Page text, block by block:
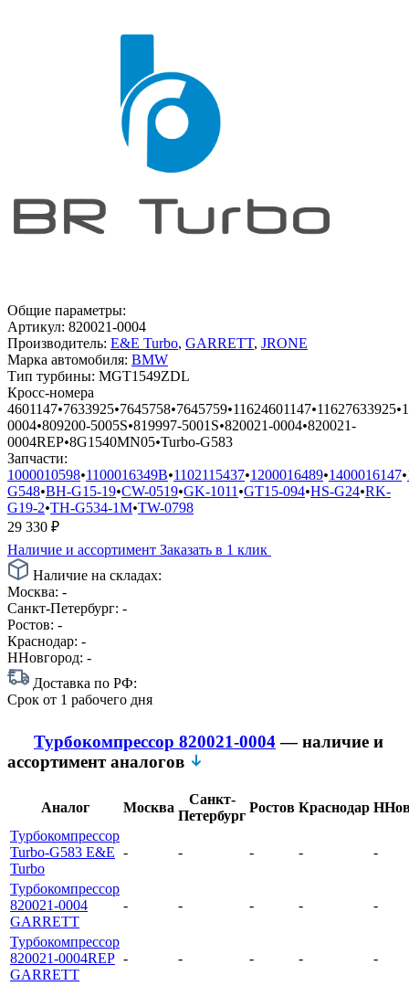
Общие параметры:
Артикул: 820021-0004
Производитель: E&E Turbo, GARRETT, JRONE
Марка автомобиля: BMW
Тип турбины: MGT1549ZDL
Кросс-номера
4601147•7633925•7645758•7645759•11624601147•11627633925•
0004•809200-5005S•819997-5001S•820021-0004•820021-
0004REP•8G1540MN05•Turbo-G583
Запчасти:
1000010598•1100016349B•1102115437•1200016489•1400016147•
G548•BH-G15-19•CW-0519•GK-1011 •GT15-094•HS-G24•RK-
G19-2•TH-G534-1M•TW-0798
29 330 ₽
Наличие и ассортимент Заказать в 1 клик
Наличие на складах:
Москва: -
Санкт-Петербург: -
Ростов: -
Краснодар: -
ННовгород: -
Доставка по РФ:
Срок от 1 рабочего дня
Турбокомпрессор 820021-0004— наличие и
ассортимент аналогов
Аналог Москва
Санкт-
Петербург
Ростов Краснодар
Турбокомпрессор
Turbo-G583 E&E
Turbo
- - - - -
Турбокомпрессор
820021-0004
GARRETT
- - - - -
Турбокомпрессор
820021-0004REP
GARRETT
- - - - -